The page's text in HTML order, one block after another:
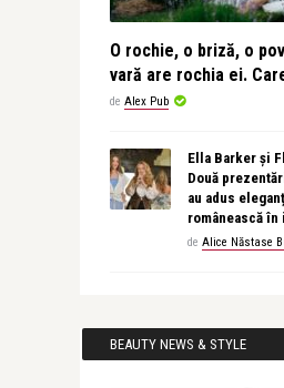
O rochie, o briză, o
vară are rochia ei.
de Alex Pub
Ella Barker și
Două
au adus
românească
de Alice Năstase
BEAUTY NEWS & STYLE